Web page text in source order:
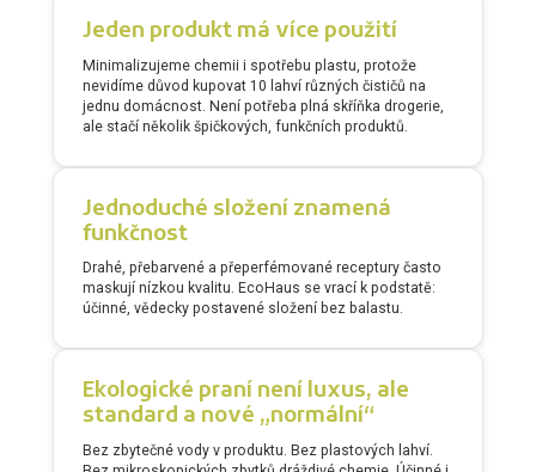
Jeden produkt má více použití
Minimalizujeme chemii i spotřebu plastu, protože
nevidíme důvod kupovat 10 lahví různých čističů na
jednu domácnost. Není potřeba plná skříňka drogerie,
ale stačí několik špičkových, funkčních produktů.
Jednoduché složení znamená
funkčnost
Drahé, přebarvené a přeperfémované receptury často
maskují nízkou kvalitu. EcoHaus se vrací k podstatě:
účinné, vědecky postavené složení bez balastu.
Ekologické praní není luxus, ale
standard a nové „normální“
Bez zbytečné vody v produktu. Bez plastových lahví.